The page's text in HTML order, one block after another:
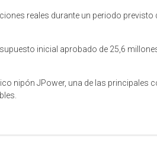
reales durante un periodo previsto
inicial aprobado de 25,6
nipón JPower, una de las principales